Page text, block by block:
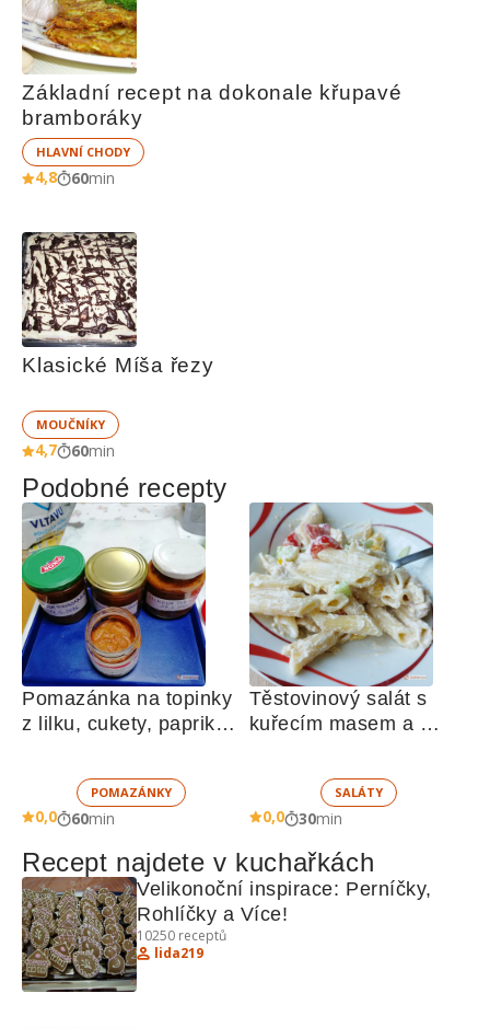
Základní recept na dokonale křupavé
bramboráky
HLAVNÍ CHODY
4,8 60min
Klasické Míša řezy
MOUČNÍKY
4,7 60min
Podobné recepty
Pomazánka na topinky
z lilku, cukety, paprik,
žampionů
POMAZÁNKY
0,0 60min
Těstovinový salát s
kuřecím masem a
SALÁTY
0,0 30min
Recept najdete v kuchařkách
Velikonoční inspirace: Perníčky,
Rohlíčky a Více!
10250 receptů
lida219